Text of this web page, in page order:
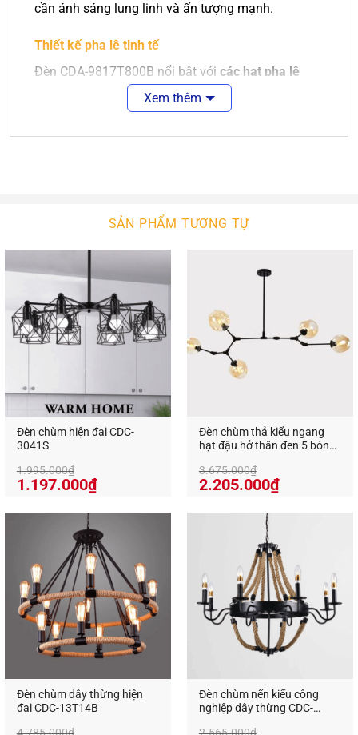
cần ánh sáng lung linh và ấn tượng mạnh.
Thiết kế pha lê tinh tế
Đèn CDA-9817T800B nổi bật với các hạt pha lê
được cắt mài tinh xảo, sắp xếp đều đặn và bắt
sáng hiệu quả. Khi đèn bật, ánh sáng sẽ xuyên qua
có độ trong suốt tốt, phản chiếu
ánh sáng đa chiều.
Khung đèn kim loại chắc chắn
phủ lớp hoàn
thiện bền màu, chống oxy hóa theo thời gian.
Thiết kế tỉ mỉ đến từng chi tiết, đảm bảo độ bền
cao và sức hút thẩm mỹ qua thời gian.
Ánh sáng đẹp, tiết kiệm điện
Xem thêm
SẢN PHẨM TƯƠNG TỰ
Đèn chùm hiện đại CDC-
3041S
1.995.000₫
Giá
là:
1.995.000₫.
1.197.000₫Giá
hiện
tại
là:
1.197.000₫.
Đèn chùm thả kiểu ngang
hạt đậu hở thân đen 5 bóng
3.675.000₫
Giá
là:
3.675.000₫.
2.205.000₫Giá
hiện
Đèn chùm dây thừng hiện
đại CDC-13T14B
Đèn chùm nến kiểu công
nghiệp dây thừng CDC-